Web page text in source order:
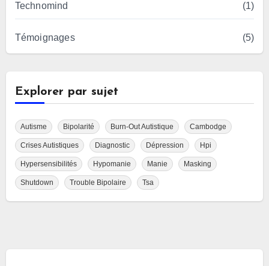
Technomind (1)
Témoignages (5)
Explorer par sujet
Autisme Bipolarité Burn-Out Autistique Cambodge
Crises Autistiques Diagnostic Dépression Hpi
Hypersensibilités Hypomanie Manie Masking
Shutdown Trouble Bipolaire Tsa